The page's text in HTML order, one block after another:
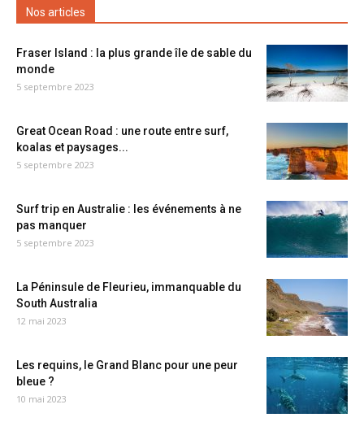
Nos articles
Fraser Island : la plus grande île de sable du
monde
5 septembre 2023
Great Ocean Road : une route entre surf,
koalas et paysages...
5 septembre 2023
Surf trip en Australie : les événements à ne
pas manquer
5 septembre 2023
La Péninsule de Fleurieu, immanquable du
South Australia
12 mai 2023
Les requins, le Grand Blanc pour une peur
bleue ?
10 mai 2023